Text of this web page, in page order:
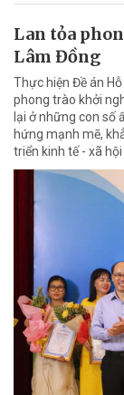
Lan tỏa
Lâm Đồng
Thực hiện Đề án
phong trào khởi
lại ở những con số
hứng mạnh mẽ,
triển kinh tế - xã